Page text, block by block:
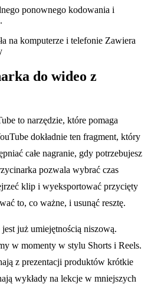
ponownego kodowania i
na komputerze i telefonie Zawiera
do wideo z
to narzędzie, które pomaga
dokładnie ten fragment, który
całe nagranie, gdy potrzebujesz
pozwala wybrać czas
klip i wyeksportować przycięty
to, co ważne, i usunąć resztę.
już umiejętnością niszową.
w momenty w stylu Shorts i Reels.
z prezentacji produktów krótkie
wykłady na lekcje w mniejszych